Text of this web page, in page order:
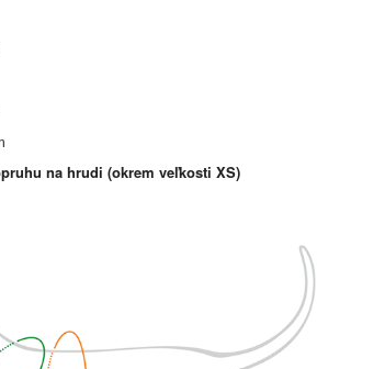
na hrudi (okrem veľkosti XS)